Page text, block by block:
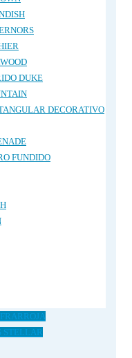
DUKE
DECORATIVO
FUNDIDO
STELLAR